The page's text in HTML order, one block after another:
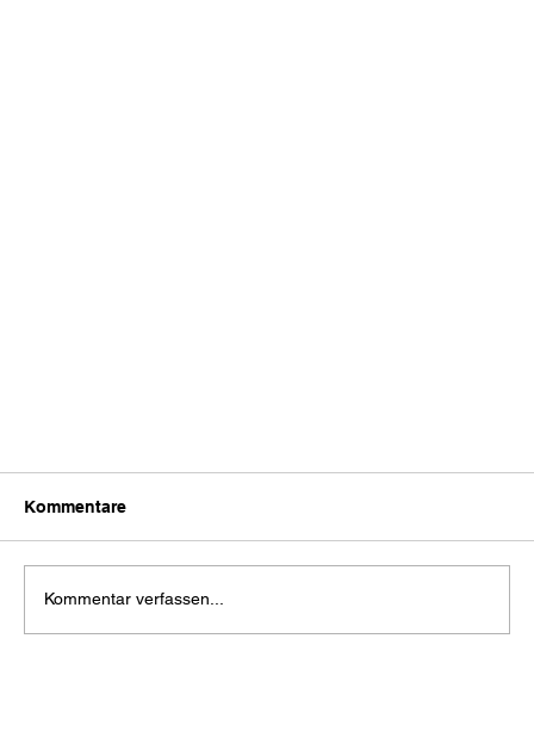
Kommentare
Kommentar verfassen...